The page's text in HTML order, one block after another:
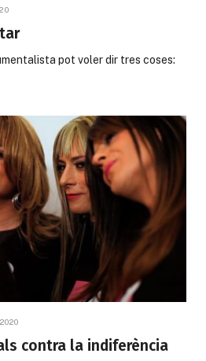
pot voler dir tres coses:
contra la indiferència